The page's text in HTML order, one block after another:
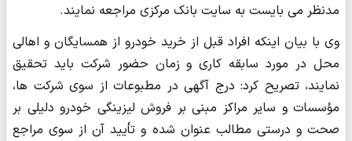
مدنظر می بایست به سایت بانک مرکزی مراجعه نمایند.
وی با بیان اینکه افراد قبل از خرید خودرو از همسایگان و اهالی
محل در مورد سابقه کاری و زمان حضور شرکت باید تحقیق
نمایند، تصریح کرد: درج آگهی در مطبوعات از سوی شرکت ها،
مؤسسات و سایر مراکز مبنی بر فروش لیزینگی خودرو دلیلی بر
صحت و درستی مطالب عنوان شده و تأیید آن از سوی مراجع